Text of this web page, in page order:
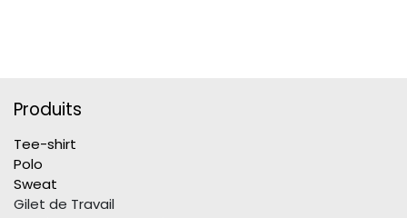
Produits
Tee-shirt
Polo
Sweat
Gilet de Travail